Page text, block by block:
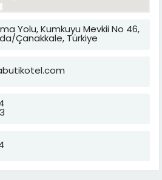
Yolu, Kumkuyu Mevkii No 46,
Çanakkale, Türkiye